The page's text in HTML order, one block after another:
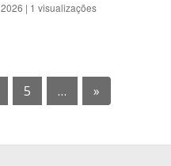
| 1 visualizações
5 … »